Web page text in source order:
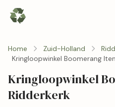
Home Zuid-Holland
Kringloopwinkel Boomerang
Kringloopwinkel
Ridderkerk